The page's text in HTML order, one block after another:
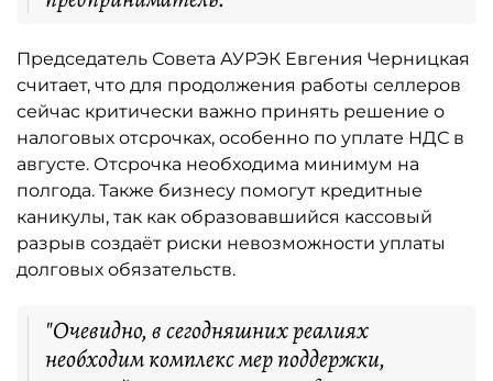
Председатель Совета АУРЭК Евгения Черницкая
считает, что для продолжения работы селлеров
сейчас критически важно принять решение о
налоговых отсрочках, особенно по уплате НДС в
августе. Отсрочка необходима минимум на
полгода. Также бизнесу помогут кредитные
каникулы, так как образовавшийся кассовый
разрыв создаёт риски невозможности уплаты
долговых обязательств.
"Очевидно, в сегодняшних реалиях
необходим комплекс мер поддержки,